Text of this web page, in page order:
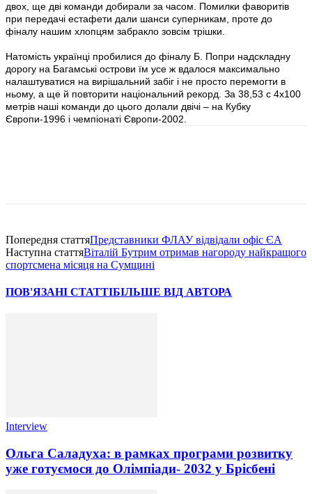
двох, ще дві команди добирали за часом. Помилки фаворитів
при передачі естафети дали шанси суперникам, проте до
фіналу нашим хлопцям забракло зовсім трішки.
Натомість українці пробилися до фіналу Б. Попри надскладну
дорогу на Багамські острови їм усе ж вдалося максимально
налаштуватися на вирішальний забіг і не просто перемогти в
ньому, а ще й повторити національний рекорд. За 38,53 с 4х100
метрів наші команди до цього долали двічі – на Кубку
Європи-1996 і чемпіонаті Європи-2002.
Попередня статтяПредставники ФЛАУ відвідали офіс ЄА
Наступна статтяВіталій Бутрим отримав нагороду найкращого
спортсмена місяця на Сумщині
ПОВ'ЯЗАНІ СТАТТІБІЛЬШЕ ВІД АВТОРА
Interview
Ольга Саладуха: в рамках програми розвитку
уже готуємося до Олімпіади- 2032 у Брісбені